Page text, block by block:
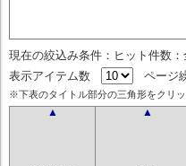
現在の絞込み条件：ヒット件数：
表示アイテム数
ページ
※下表のタイトル部分の三角形をクリ
▲ ▲